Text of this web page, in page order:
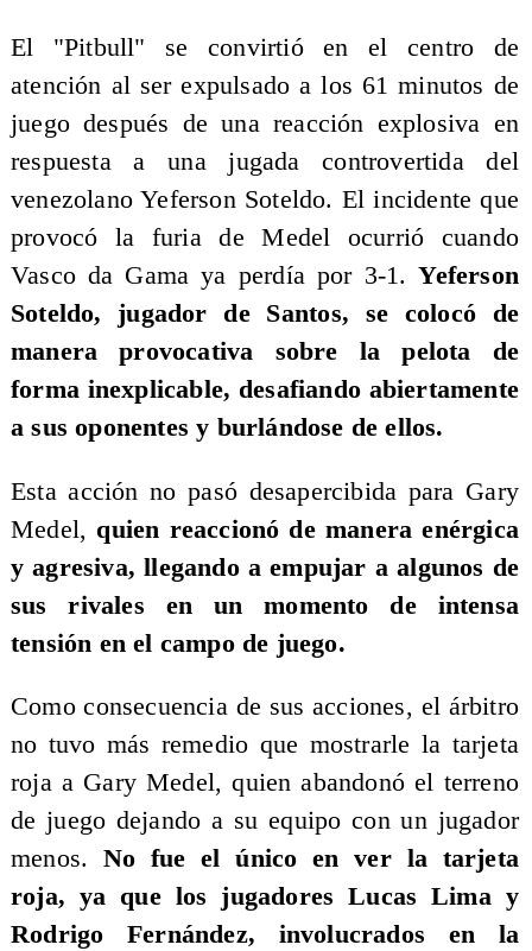
El "Pitbull" se convirtió en el centro de
atención al ser expulsado a los 61 minutos de
juego después de una reacción explosiva en
respuesta a una jugada controvertida del
venezolano Yeferson Soteldo. El incidente que
provocó la furia de Medel ocurrió cuando
Vasco da Gama ya perdía por 3-1.Yeferson
Soteldo, jugador de Santos, se colocó de
manera provocativa sobre la pelota de
forma inexplicable, desafiando abiertamente
a sus oponentes y burlándose de ellos.
Esta acción no pasó desapercibida para Gary
Medel, quien reaccionó de manera enérgica
y agresiva, llegando a empujar a algunos de
sus rivales en un momento de intensa
tensión en el campo de juego.
Como consecuencia de sus acciones, el árbitro
no tuvo más remedio que mostrarle la tarjeta
roja a Gary Medel, quien abandonó el terreno
de juego dejando a su equipo con un jugador
menos. No fue el único en ver la tarjeta
roja, ya que los jugadores Lucas Lima y
Rodrigo Fernández, involucrados en la